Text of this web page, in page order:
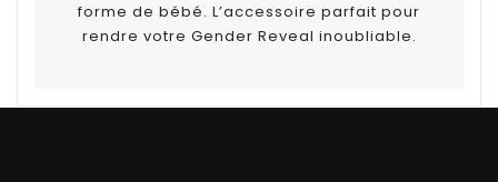
forme de bébé. L’accessoire parfait pour
rendre votre Gender Reveal inoubliable.